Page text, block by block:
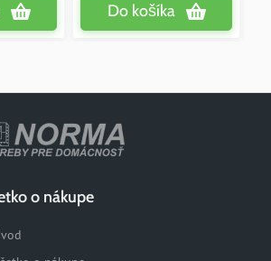
Do košíka
o nákupe